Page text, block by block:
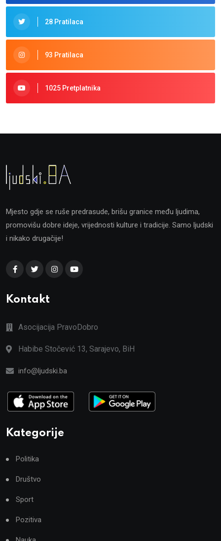
28 Pratilaca
93 Pratilaca
1025 Pretplatnika
Mjesto gdje se ruše predrasude, brišu granice među ljudima,
promovišu dobre ideje, vrijednosti kulture i tradicije. Samo ljudski
i nikako drugačije!
Kontakt
Asocijacija PravoDobro
Habibe Stočević 13, Sarajevo, BiH
info@ljudski.ba
Kategorije
Politika
Društvo
Sport
Pozitiva